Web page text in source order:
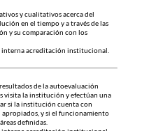
y cualitativos acerca del
en el tiempo y a través de las
y su comparación con los
interna acreditación institucional.
de la autoevaluación
visita la institución y efectúan una
si la institución cuenta con
y si el funcionamiento
definidas.